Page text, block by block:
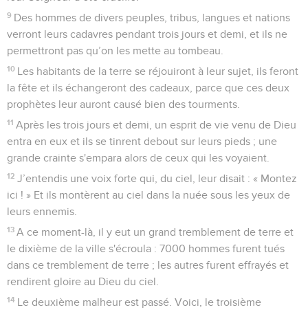
9 Des hommes de divers peuples, tribus, langues et nations
verront leurs cadavres pendant trois jours et demi, et ils ne
permettront pas qu’on les mette au tombeau.
10 Les habitants de la terre se réjouiront à leur sujet, ils feront
la fête et ils échangeront des cadeaux, parce que ces deux
prophètes leur auront causé bien des tourments.
11 Après les trois jours et demi, un esprit de vie venu de Dieu
entra en eux et ils se tinrent debout sur leurs pieds ; une
grande crainte s'empara alors de ceux qui les voyaient.
12 J’entendis une voix forte qui, du ciel, leur disait : « Montez
ici ! » Et ils montèrent au ciel dans la nuée sous les yeux de
leurs ennemis.
13 A ce moment-là, il y eut un grand tremblement de terre et
le dixième de la ville s'écroula : 7000 hommes furent tués
dans ce tremblement de terre ; les autres furent effrayés et
rendirent gloire au Dieu du ciel.
14 Le deuxième malheur est passé. Voici, le troisième